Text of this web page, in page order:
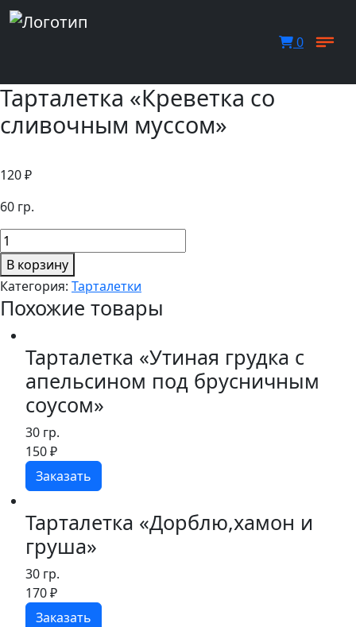
0
Тарталетка «Креветка со
сливочным муссом»
120₽
60 гр.
Количество
товара
Тарталетка
"Креветка
со
сливочным
муссом"
В корзину
Категория: Тарталетки
Похожие товары
Тарталетка «Утиная грудка с
апельсином под брусничным
соусом»
30 гр.
150₽
Заказать
Тарталетка «Дорблю,хамон и
груша»
30 гр.
170₽
Заказать